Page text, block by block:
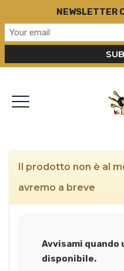
Il prodotto non è al
avremo a breve
Avvisami quando
disponibile.
NEWSLETTER